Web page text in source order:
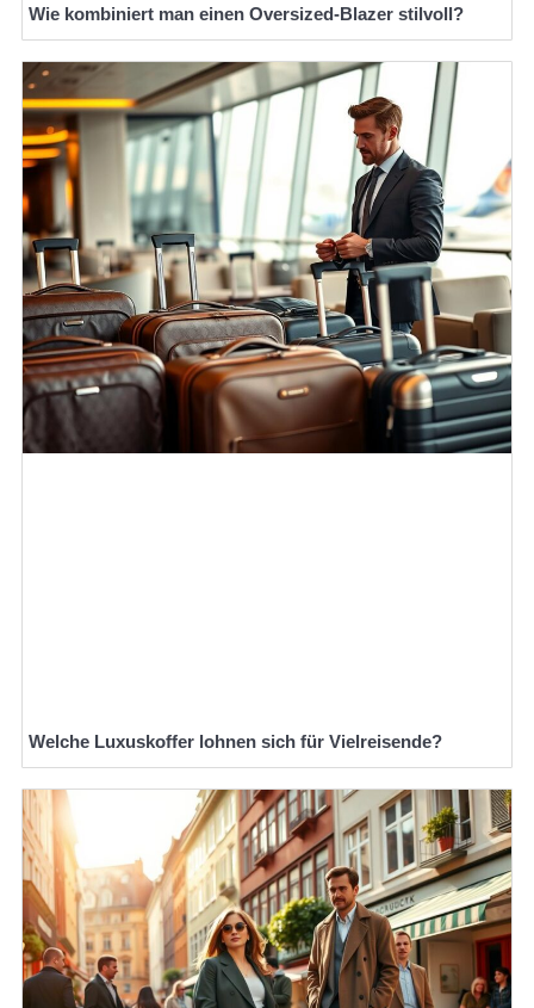
Wie kombiniert man einen Oversized-Blazer stilvoll?
Welche Luxuskoffer lohnen sich für Vielreisende?